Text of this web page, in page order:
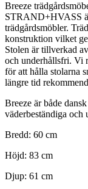
Breeze
STRAND+HVASS
trädgårdsmöbler.
konstruktion vilket
Stolen är tillverkad
och underhållsfri. Vi
för att hålla stolarna
längre tid
Breeze är både
väderbeständiga och
Bredd: 60 cm
Höjd: 83 cm
Djup: 61 cm